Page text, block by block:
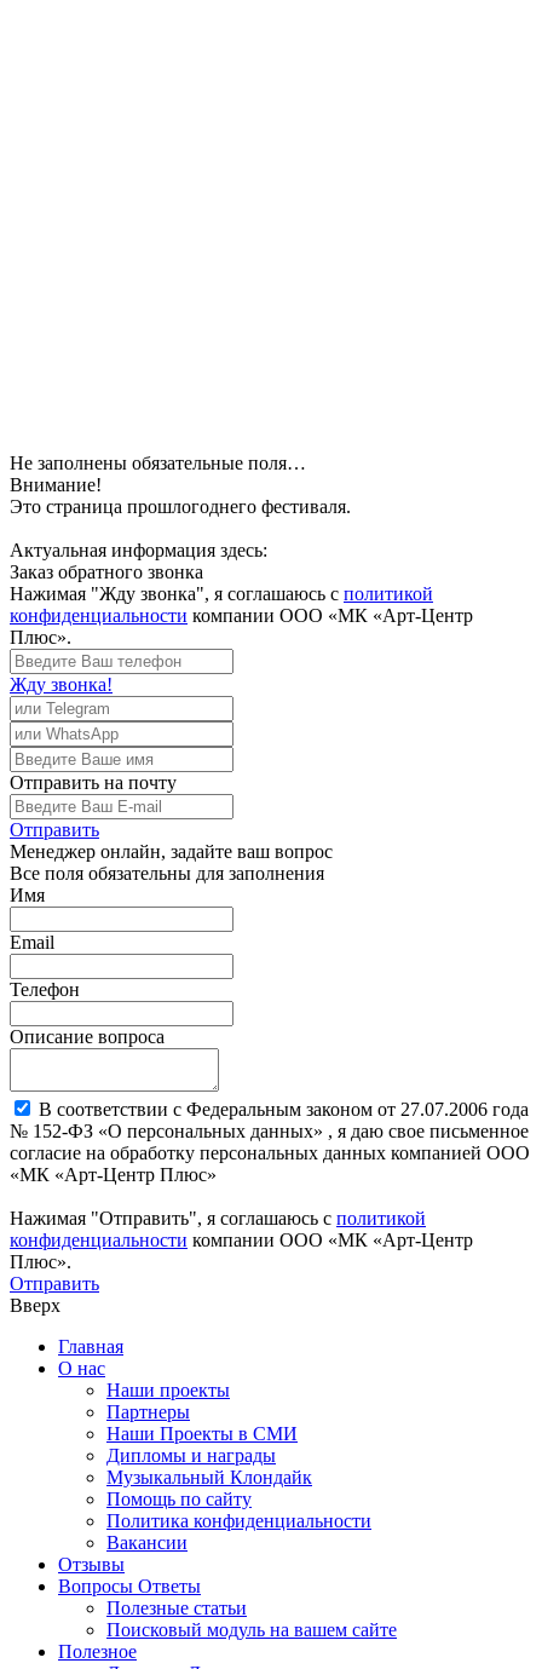
Не заполнены обязательные поля…
Внимание!
Это страница прошлогоднего фестиваля.
Актуальная информация здесь:
Заказ обратного звонка
Нажимая "Жду звонка", я соглашаюсь с политикой
конфиденциальности компании ООО «МК «Арт-Центр
Плюс».
Жду звонка!
Отправить на почту
Отправить
Менеджер онлайн, задайте ваш вопрос
Все поля обязательны для заполнения
Имя
Email
Телефон
Описание вопроса
В соответствии с Федеральным законом от 27.07.2006 года
№ 152-ФЗ «О персональных данных» , я даю свое письменное
согласие на обработку персональных данных компанией ООО
«МК «Арт-Центр Плюс»
Нажимая "Отправить", я соглашаюсь с политикой
конфиденциальности компании ООО «МК «Арт-Центр
Плюс».
Отправить
Вверх
Главная
О нас
Наши проекты
Партнеры
Наши Проекты в СМИ
Дипломы и награды
Музыкальный Клондайк
Помощь по сайту
Политика конфиденциальности
Вакансии
Отзывы
Вопросы Ответы
Полезные статьи
Поисковый модуль на вашем сайте
Полезное